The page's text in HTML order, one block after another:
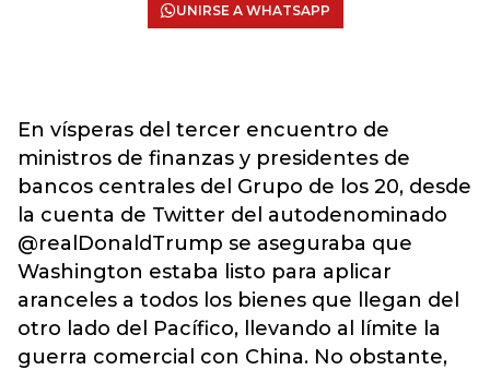
UNIRSE A WHATSAPP
En vísperas del tercer encuentro de
ministros de finanzas y presidentes de
bancos centrales del Grupo de los 20, desde
la cuenta de Twitter del autodenominado
@realDonaldTrump se aseguraba que
Washington estaba listo para aplicar
aranceles a todos los bienes que llegan del
otro lado del Pacífico, llevando al límite la
guerra comercial con China. No obstante,